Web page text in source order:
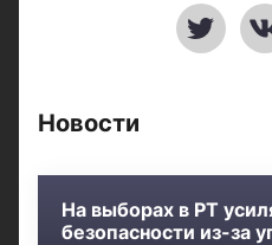
Новости
На выборах в РТ
безопасности из-за